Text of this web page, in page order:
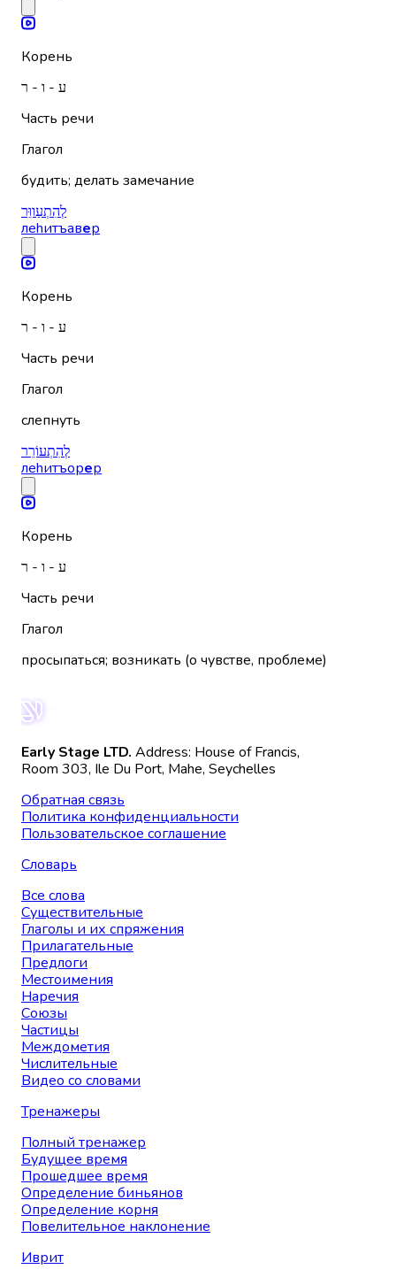
Корень
ע - ו - ר
Часть речи
Глагол
будить; делать замечание
לְהִתְעַווֵּר
леhитъавер
Корень
ע - ו - ר
Часть речи
Глагол
слепнуть
לְהִתְעוֹרֵר
леhитъорер
Корень
ע - ו - ר
Часть речи
Глагол
просыпаться; возникать (о чувстве, проблеме)
Early Stage LTD. Address: House of Francis,
Room 303, Ile Du Port, Mahe, Seychelles
Обратная связь
Политика конфиденциальности
Пользовательское соглашение
Словарь
Все слова
Существительные
Глаголы и их спряжения
Прилагательные
Предлоги
Местоимения
Наречия
Союзы
Частицы
Междометия
Числительные
Видео со словами
Тренажеры
Полный тренажер
Будущее время
Прошедшее время
Определение биньянов
Определение корня
Повелительное наклонение
Иврит